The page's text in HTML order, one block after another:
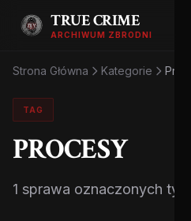
TRUE CRIME
ARCHIWUM ZBRODNI
Strona Główna Kategorie
TAG
PROCESY
1 sprawa oznaczonych